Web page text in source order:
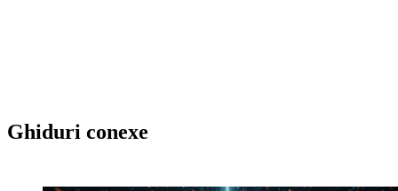
Ghiduri conexe